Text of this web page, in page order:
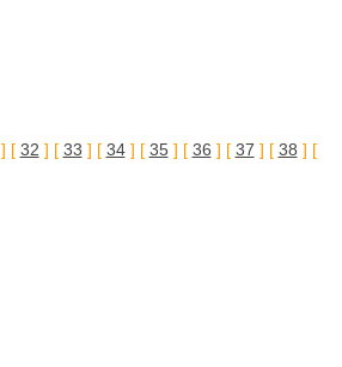
] [ 32 ] [ 33 ] [ 34] [ 35] [ 36 ] [ 37 ] [ 38 ] [